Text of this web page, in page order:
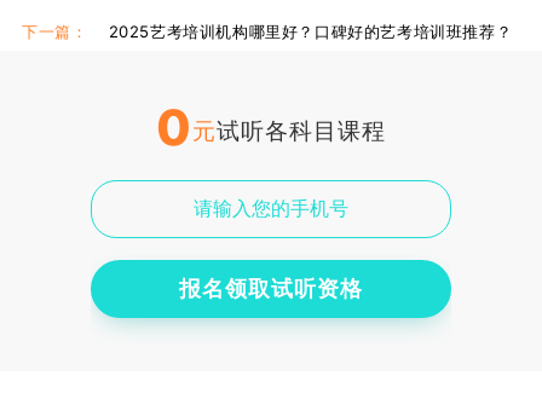
下一篇： 2025艺考培训机构哪里好？口碑好的艺考培训班推荐？
0元试听各科目课程
报名领取试听资格